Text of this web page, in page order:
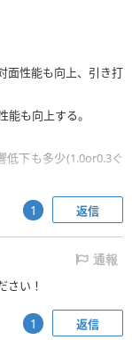
面性能も向上、引き打
も向上する。
下も多少(1.0or0.3ぐ
返信
1
通報
さい！
返信
1